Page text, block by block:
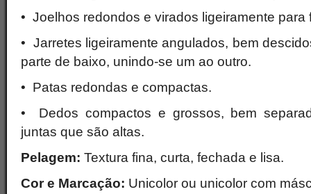
• Joelhos redondos e virados ligeiramente para
• Jarretes ligeiramente angulados, bem
parte de baixo, unindo-se um ao outro.
• Patas redondas e compactas.
• Dedos compactos e grossos, bem
juntas que são altas.
Pelagem: Textura fina, curta, fechada e lisa.
Cor e Marcação: Unicolor ou unicolor com